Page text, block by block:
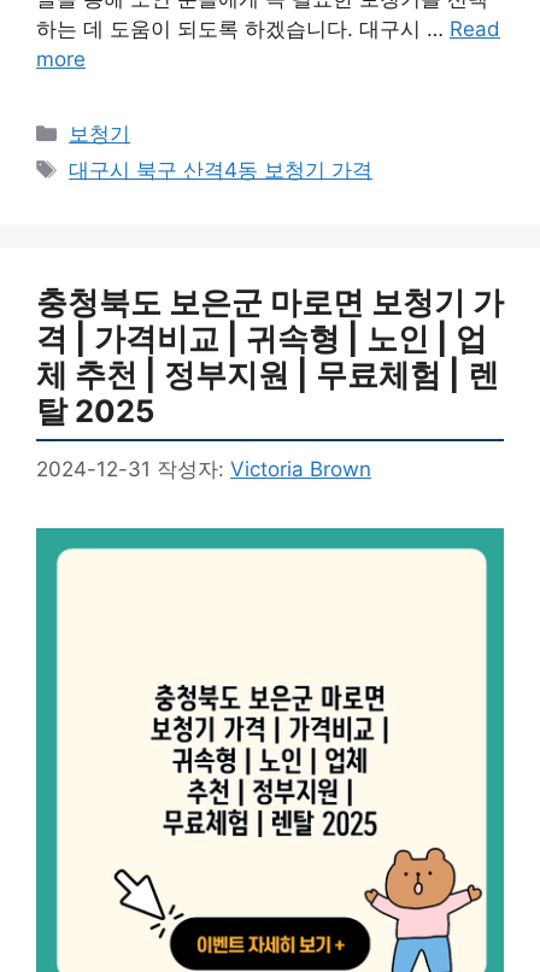
하는 데 도움이 되도록 하겠습니다. 대구시 … Read
more
카
테
고
보청기
태
대구시 북구 산격4동 보청기 가격
충청북도 보은군 마로면 보청기 가
격 | 가격비교 | 귀속형 | 노인 | 업
체 추천 | 정부지원 | 무료체험 | 렌
탈 2025
2024-12-31 작성자: Victoria Brown